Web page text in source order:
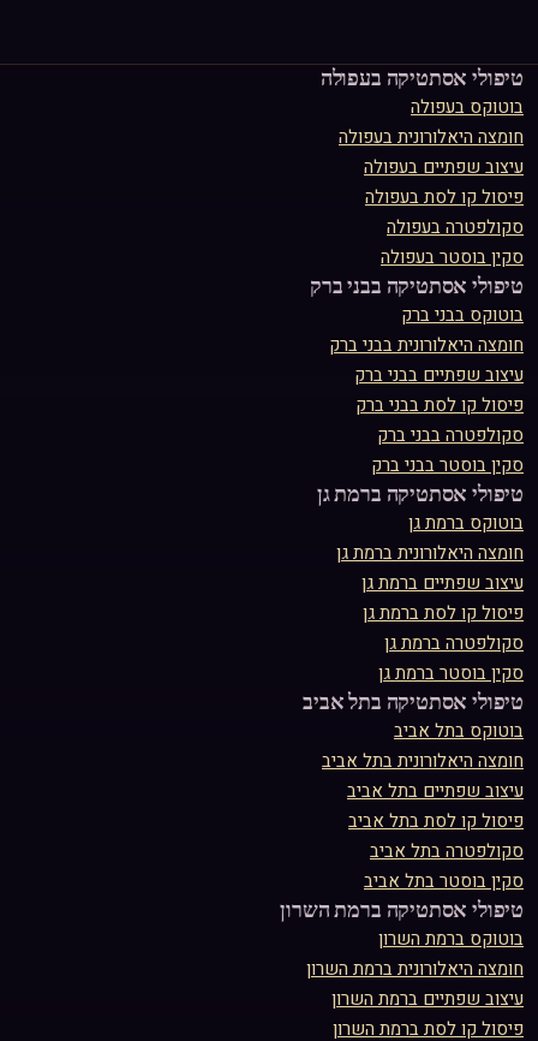
טיפולי אסתטיקה בעפולה
בוטוקס בעפולה
חומצה היאלורוניתבעפולה
עיצוב שפתיים בעפולה
פיסול קו לסתבעפולה
סקולפטרהבעפולה
סקין בוסטרבעפולה
טיפולי אסתטיקה בבני ברק
בוטוקס בבני ברק
חומצה היאלורוניתבבני ברק
עיצוב שפתיים בבני ברק
פיסול קו לסתבבני ברק
סקולפטרהבבני ברק
סקין בוסטרבבני ברק
טיפולי אסתטיקה ברמת גן
בוטוקס ברמת גן
חומצה היאלורוניתברמת גן
עיצוב שפתיים ברמת גן
פיסול קו לסתברמת גן
סקולפטרהברמת גן
סקין בוסטרברמת גן
טיפולי אסתטיקה בתל אביב
בוטוקס בתל אביב
חומצה היאלורוניתבתל אביב
עיצוב שפתיים בתל אביב
פיסול קו לסתבתל אביב
סקולפטרהבתל אביב
סקין בוסטרבתל אביב
טיפולי אסתטיקה ברמת השרון
בוטוקס ברמת השרון
חומצה היאלורוניתברמת השרון
עיצוב שפתיים ברמת השרון
פיסול קו לסתברמת השרון